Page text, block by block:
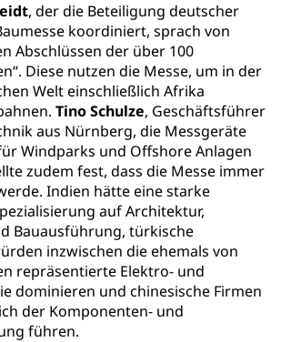
, der die Beteiligung deutscher
koordiniert, sprach von
Abschlüssen der über 100
Diese nutzen die Messe, um in der
Welt einschließlich Afrika
Tino Schulze, Geschäftsführer
aus Nürnberg, die Messgeräte
Windparks und Offshore Anlagen
zudem fest, dass die Messe immer
Indien hätte eine starke
auf Architektur,
Bauausführung, türkische
inzwischen die ehemals von
repräsentierte Elektro- und
dominieren und chinesische Firmen
der Komponenten- und
führen.